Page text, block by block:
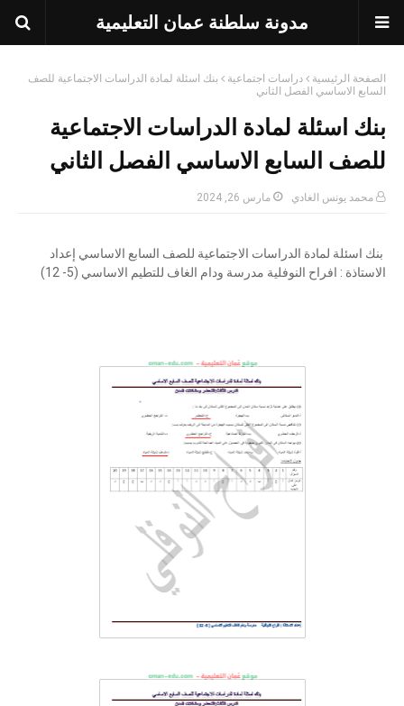
مدونة سلطنة عمان التعليمية
الصفحة الرئيسية دراسات اجتماعية
بنك اسئلة لمادة الدراسات الاجتماعية للصف
السابع الاساسي الفصل الثاني
بنك اسئلة لمادة الدراسات الاجتماعية
للصف السابع الاساسي الفصل الثاني
محمد يونس الغادي مارس 26, 2024
بنك اسئلة لمادة الدراسات الاجتماعية للصف السابع الاساسي إعداد
الاستاذة : افراح النوفلية مدرسة ودام الغاف للتطيم الاساسي (5- 12)